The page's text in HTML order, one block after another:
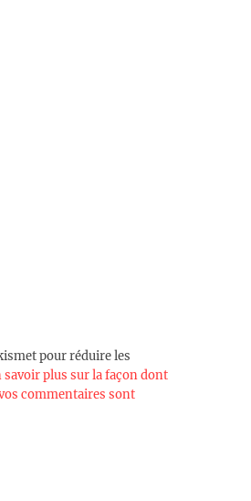
pour réduire les
savoir plus sur la façon dont
commentaires sont